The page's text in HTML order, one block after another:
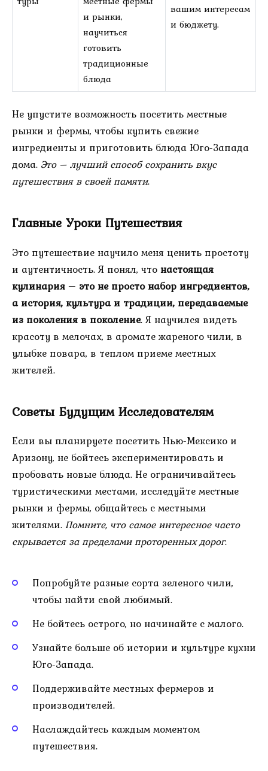
и рынки,
научиться
готовить
традиционные
блюда
вашим интересам
и бюджету.
Не упустите возможность посетить местные
рынки и фермы, чтобы купить свежие
ингредиенты и приготовить блюда Юго-Запада
дома. Это – лучший способ сохранить вкус
путешествия в своей памяти.
Главные Уроки Путешествия
Это путешествие научило меня ценить простоту
и аутентичность. Я понял, чтонастоящая
кулинария – это не просто набор ингредиентов,
а история, культура и традиции, передаваемые
из поколения в поколение. Я научился видеть
красоту в мелочах, в аромате жареного чили, в
улыбке повара, в теплом приеме местных
жителей.
Советы Будущим Исследователям
Если вы планируете посетить Нью-Мексико и
Аризону, не бойтесь экспериментировать и
пробовать новые блюда. Не ограничивайтесь
туристическими местами, исследуйте местные
рынки и фермы, общайтесь с местными
жителями. Помните, что самое интересное часто
скрывается за пределами проторенных дорог.
Попробуйте разные сорта зеленого чили,
чтобы найти свой любимый.
Не бойтесь острого, но начинайте с малого.
Узнайте больше об истории и культуре кухни
Юго-Запада.
Поддерживайте местных фермеров и
производителей.
Наслаждайтесь каждым моментом
путешествия.